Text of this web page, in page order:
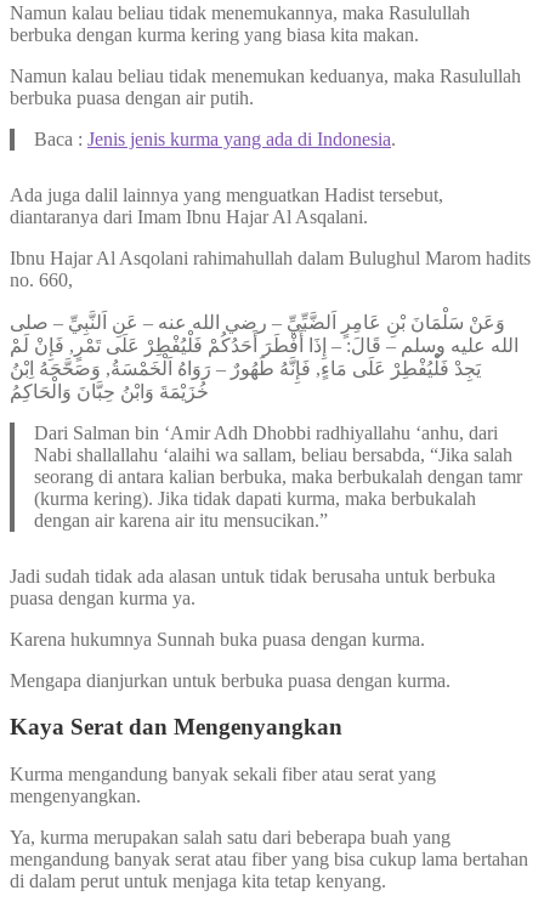
Namun kalau beliau tidak menemukannya, maka Rasulullah
berbuka dengan kurma kering yang biasa kita makan.
Namun kalau beliau tidak menemukan keduanya, maka Rasulullah
berbuka puasa dengan air putih.
Baca : Jenis jenis kurma yang ada di Indonesia.
Ada juga dalil lainnya yang menguatkan Hadist tersebut,
diantaranya dari Imam Ibnu Hajar Al Asqalani.
Ibnu Hajar Al Asqolani rahimahullah dalam Bulughul Marom hadits
no. 660,
وَعَنْ سَلْمَانَ بْنِ عَامِرٍ اَلضَّبِّيِّ – رضي الله عنه – عَنِ اَلنَّبِيِّ – صلى
الله عليه وسلم – قَالَ: – إِذَا أَفْطَرَ أَحَدُكُمْ فَلْيُفْطِرْ عَلَى تَمْرٍ, فَإِنْ لَمْ
يَجِدْ فَلْيُفْطِرْ عَلَى مَاءٍ, فَإِنَّهُ طَهُورٌ – رَوَاهُ اَلْخَمْسَةُ, وَصَحَّحَهُ اِبْنُ
خُزَيْمَةَ وَابْنُ حِبَّانَ وَالْحَاكِمُ
Dari Salman bin ‘Amir Adh Dhobbi radhiyallahu ‘anhu, dari
Nabi shallallahu ‘alaihi wa sallam, beliau bersabda, “Jika salah
seorang di antara kalian berbuka, maka berbukalah dengan tamr
(kurma kering). Jika tidak dapati kurma, maka berbukalah
dengan air karena air itu mensucikan.”
Jadi sudah tidak ada alasan untuk tidak berusaha untuk berbuka
puasa dengan kurma ya.
Karena hukumnya Sunnah buka puasa dengan kurma.
Mengapa dianjurkan untuk berbuka puasa dengan kurma.
Kaya Serat dan Mengenyangkan
Kurma mengandung banyak sekali fiber atau serat yang
mengenyangkan.
Ya, kurma merupakan salah satu dari beberapa buah yang
mengandung banyak serat atau fiber yang bisa cukup lama bertahan
di dalam perut untuk menjaga kita tetap kenyang.